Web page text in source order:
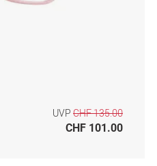
UVP CHF 135.00
CHF 101.00